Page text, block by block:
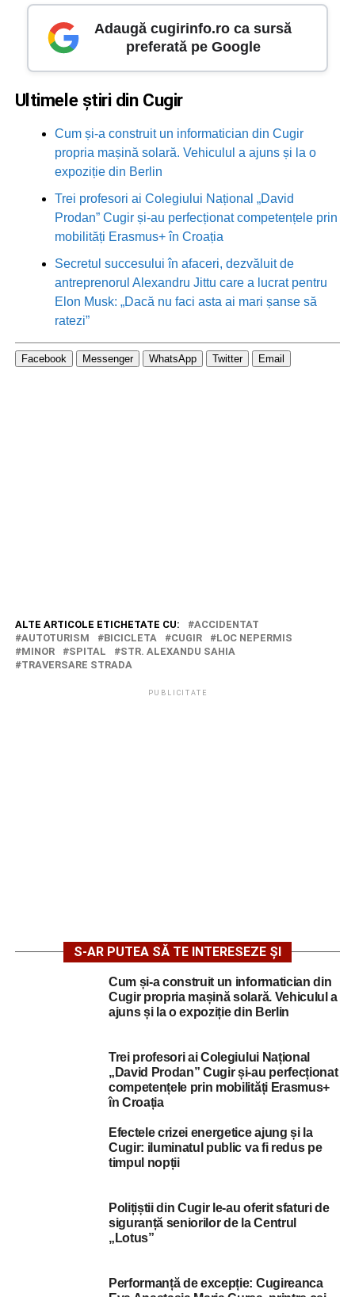
Adaugă cugirinfo.ro ca sursă
preferată pe Google
Ultimele știri din Cugir
Cum și-a construit un informatician din Cugir
propria mașină solară. Vehiculul a ajuns și la o
expoziție din Berlin
Trei profesori ai Colegiului Național „David
Prodan” Cugir și-au perfecționat competențele prin
mobilități Erasmus+ în Croația
Secretul succesului în afaceri, dezvăluit de
antreprenorul Alexandru Jittu care a lucrat pentru
Elon Musk: „Dacă nu faci asta ai mari șanse să
ratezi”
Facebook Messenger WhatsApp Twitter Email
ALTE ARTICOLE ETICHETATE CU:
ACCIDENTAT
AUTOTURISM
BICICLETA CUGIR
LOC NEPERMIS
MINOR
SPITAL
STR. ALEXANDU SAHIA
TRAVERSARE STRADA
PUBLICITATE
S-AR PUTEA SĂ TE INTERESEZE ȘI
Cum și-a construit un informatician din
Cugir propria mașină solară. Vehiculul a
ajuns și la o expoziție din Berlin
Trei profesori ai Colegiului Național
„David Prodan” Cugir și-au perfecționat
competențele prin mobilități Erasmus+
în Croația
Efectele crizei energetice ajung și la
Cugir: iluminatul public va fi redus pe
timpul nopții
Polițiștii din Cugir le-au oferit sfaturi de
siguranță seniorilor de la Centrul
„Lotus”
Performanță de excepție: Cugireanca